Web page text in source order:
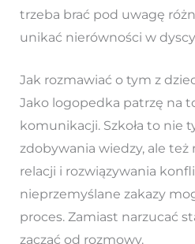
trzeba brać pod uwagę
unikać nierówności w
Jak rozmawiać o tym z
Jako logopedka patrzę na
komunikacji. Szkoła to nie
zdobywania wiedzy, ale
relacji i rozwiązywania
nieprzemyślane zakazy
proces. Zamiast narzucać
zacząć od rozmowy.